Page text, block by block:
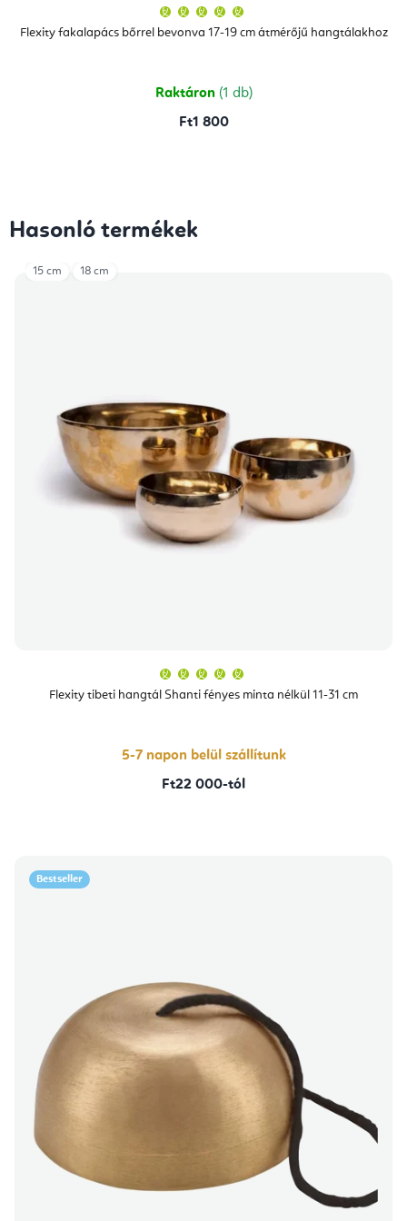
Flexity fakalapács bőrrel bevonva 17-19 cm átmérőjű hangtálakhoz
átlagos
értékelése
csillag.
Raktáron (1 db)
Ft1 800
Hasonló termékek
Flexity tibeti hangtál Shanti fényes minta nélkül 11-31 cm
átlagos
értékelése
csillag.
5-7 napon belül szállítunk
Ft22 000-tól
15 cm 18 cm
Bestseller